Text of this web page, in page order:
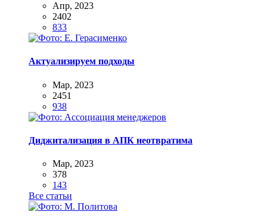
Апр, 2023
2402
833
Актуализируем подходы
Мар, 2023
2451
938
Диджитализация в АПК неотвратима
Мар, 2023
378
143
Все статьи